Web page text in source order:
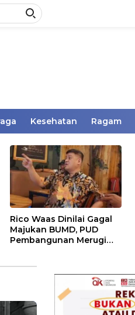
Kesehatan Ragam
Rico Waas Dinilai Gagal
Majukan BUMD, PUD
Pembangunan Merugi